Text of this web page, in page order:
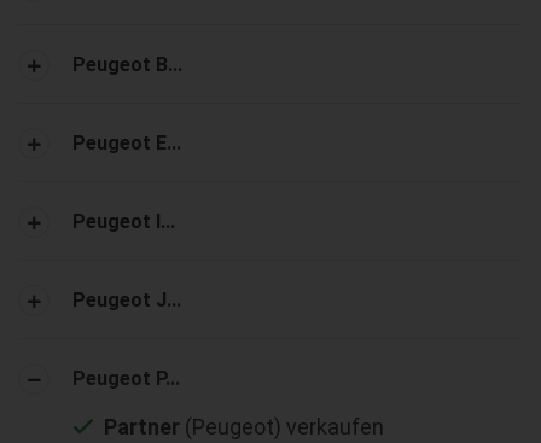
Peugeot B...
Peugeot E...
Peugeot I...
Peugeot J...
Peugeot P...
Partner (Peugeot) verkaufen